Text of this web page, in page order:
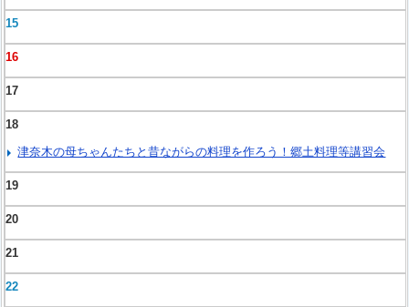
15
16
17
18
津奈木の母ちゃんたちと昔ながらの料理を作ろう！郷土料理等講習会
19
20
21
22